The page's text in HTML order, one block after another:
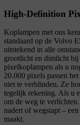
High-Definition
Koplampen met ons
standaard op de Volvo
uitstekend in alle
grootlicht en dimlicht
pixelkoplampen als u
20.000 pixels passen
niet te verblinden. Ze
tegelijk rekening. Als u
om de weg te
nadert of wegstapt –
maakt.